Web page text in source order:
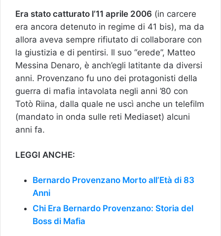
Era stato catturato l’11 aprile 2006 (in carcere
era ancora detenuto in regime di 41 bis), ma da
allora aveva sempre rifiutato di collaborare con
la giustizia e di pentirsi. Il suo “erede”, Matteo
Messina Denaro, è anch’egli latitante da diversi
anni. Provenzano fu uno dei protagonisti della
guerra di mafia intavolata negli anni ’80 con
Totò Riina, dalla quale ne uscì anche un telefilm
(mandato in onda sulle reti Mediaset) alcuni
anni fa.
LEGGI ANCHE:
Bernardo Provenzano Morto all’Età di 83
Anni
Chi Era Bernardo Provenzano: Storia del
Boss di Mafia